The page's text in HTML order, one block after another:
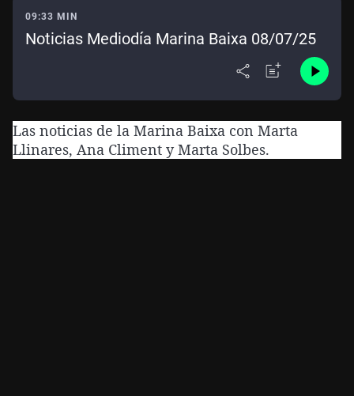
09:33 MIN
Noticias Mediodía Marina Baixa 08/07/25
Las noticias de la Marina Baixa con Marta
Llinares, Ana Climent y Marta Solbes.